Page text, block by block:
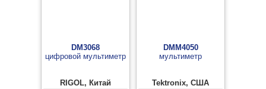
DM3068
цифровой мультиметр
RIGOL, Китай
DMM4050
мультиметр
Tektronix, США